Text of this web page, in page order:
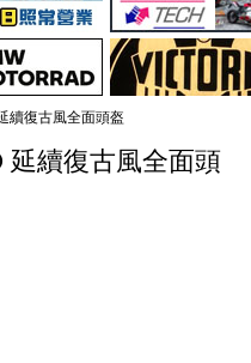
續復古風全面頭盔
延續復古風全面頭